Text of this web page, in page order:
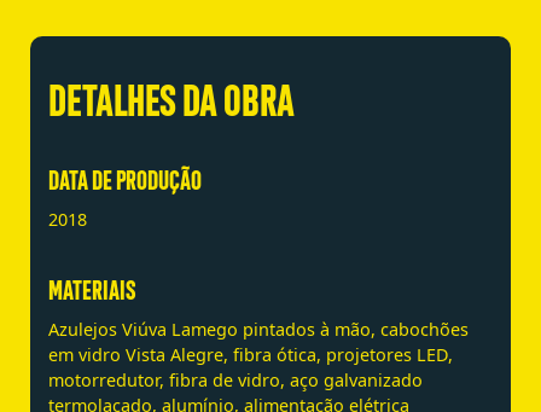
DETALHES DA OBRA
DATA DE PRODUÇÃO
2018
MATERIAIS
Azulejos Viúva Lamego pintados à mão, cabochões
em vidro Vista Alegre, fibra ótica, projetores LED,
motorredutor, fibra de vidro, aço galvanizado
termolacado, alumínio, alimentação elétrica